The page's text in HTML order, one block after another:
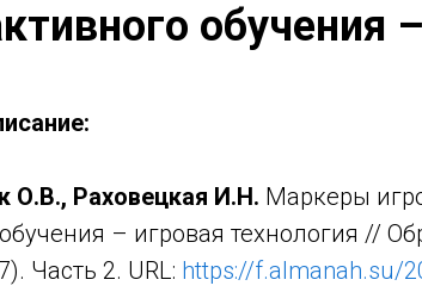
обучения
О.В., Раховецкая И.Н. Маркеры
– игровая технология //
Часть 2. URL: https://f.almanah.su/